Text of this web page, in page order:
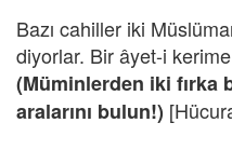
Bazı cahiller iki
diyorlar. Bir âyet-i
(Müminlerden iki fırka
aralarını bulun!)